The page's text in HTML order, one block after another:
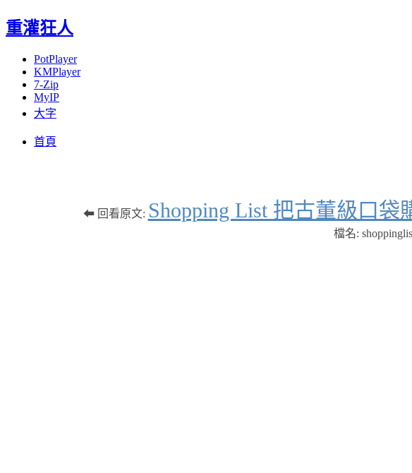
重灌狂人
PotPlayer
KMPlayer
7-Zip
MyIP
大字
首頁
⬅ 回看原文: Shopping List 把古董級口
檔名: